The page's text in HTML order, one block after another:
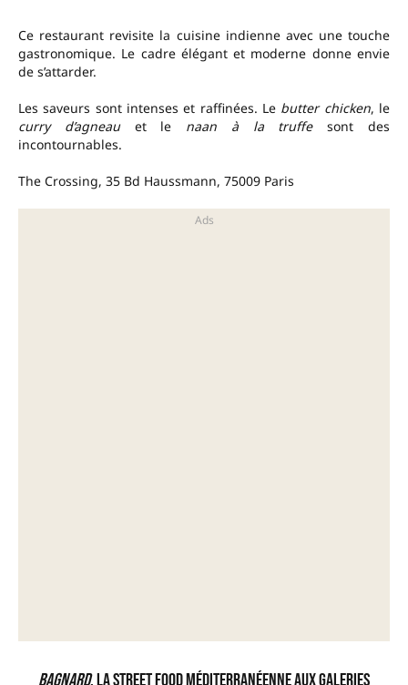
Ce restaurant revisite la cuisine indienne avec une touche
gastronomique. Le cadre élégant et moderne donne envie
de s’attarder.
Les saveurs sont intenses et raffinées. Le butter chicken, le
curry d’agneauet le naan à la truffesont des
incontournables.
The Crossing, 35 Bd Haussmann, 75009 Paris
Bagnard, la street food méditerranéenne aux Galeries